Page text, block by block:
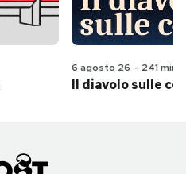
6 agosto 26 - 241 min
Il diavolo sulle